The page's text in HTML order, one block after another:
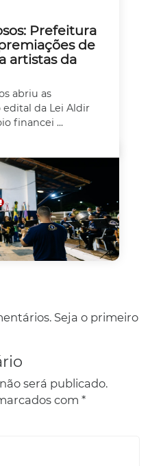
Prefeitura
de
artistas da
abriu as
edital da Lei Aldir
financei ...
Seja o primeiro
será publicado.
com *